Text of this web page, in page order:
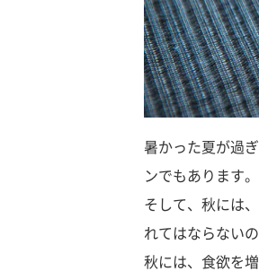
暑かった夏が過
ンでもあります。
そして、秋には
れてはならない
秋には、食欲を